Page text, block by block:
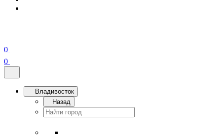
0
0
Владивосток
Назад